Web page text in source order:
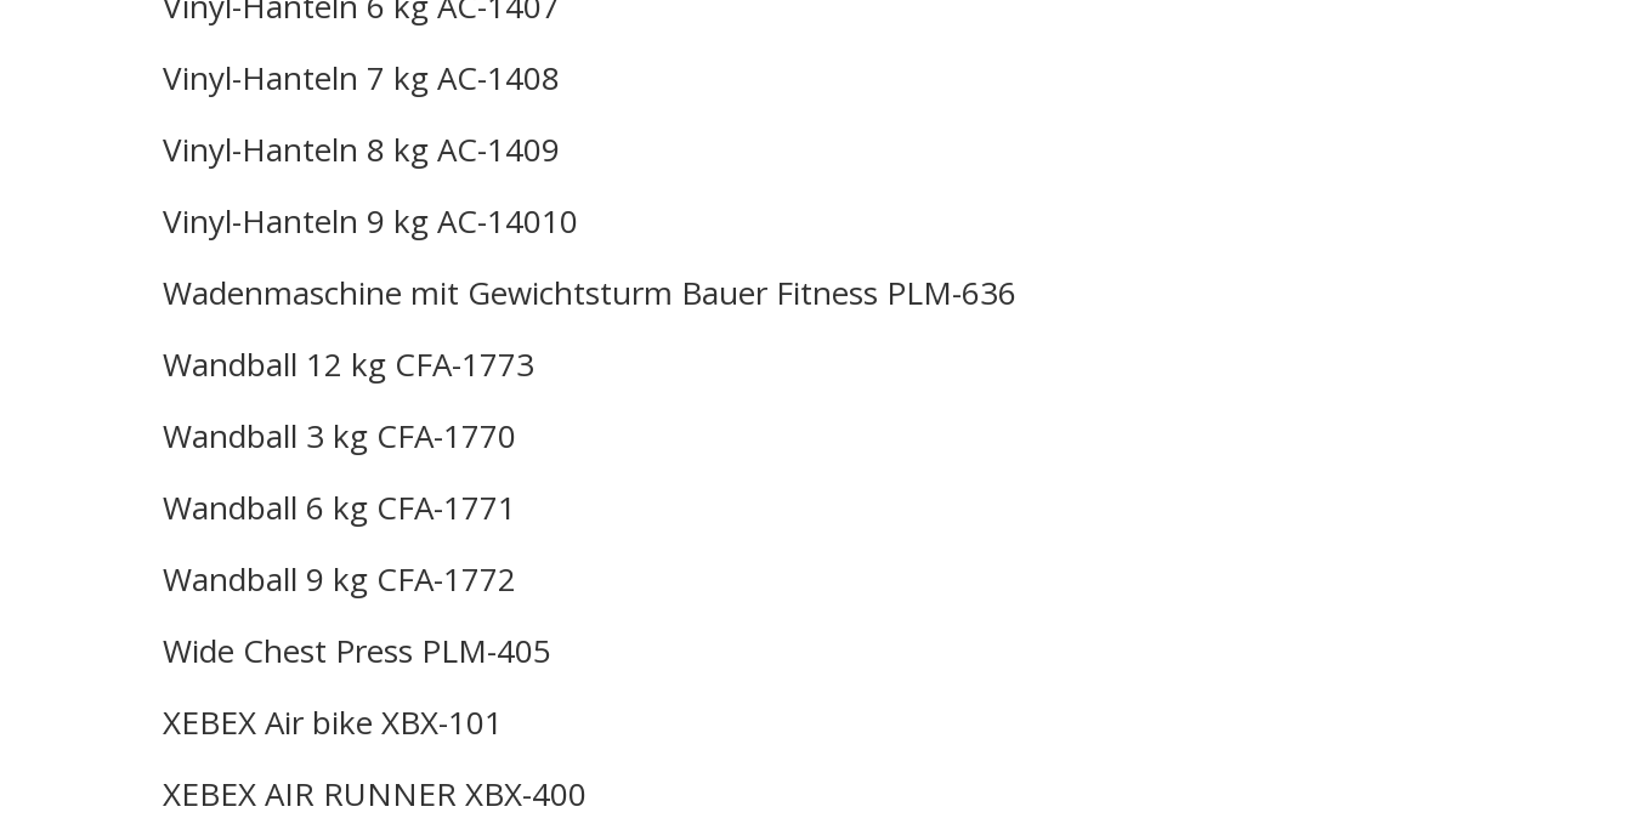
Vinyl-Hanteln 7 kg AC-1408
Vinyl-Hanteln 8 kg AC-1409
Vinyl-Hanteln 9 kg AC-14010
Wadenmaschine mit Gewichtsturm Bauer Fitness PLM-636
Wandball 12 kg CFA-1773
Wandball 3 kg CFA-1770
Wandball 6 kg CFA-1771
Wandball 9 kg CFA-1772
Wide Chest Press PLM-405
XEBEX Air bike XBX-101
XEBEX AIR RUNNER XBX-400